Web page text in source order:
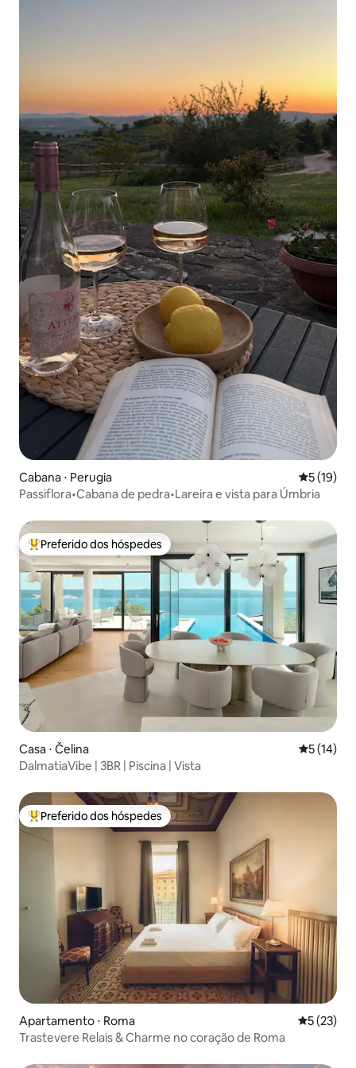
Cabana ⋅ Perugia 5 de uma
5 (19)
Passiflora•Cabana de pedra•Lareira e vista para Úmbria
Entre os melhores preferidos dos hóspedes
Preferido dos hóspedes
Casa ⋅ Čelina 5 de uma
5 (14)
DalmatiaVibe | 3BR | Piscina | Vista
Entre os melhores preferidos dos hóspedes
Preferido dos hóspedes
Apartamento ⋅ Roma 5 de uma
5 (23)
Trastevere Relais & Charme no coração de Roma